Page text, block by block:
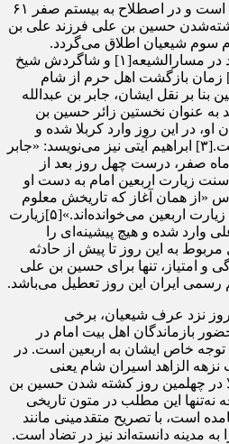
اربعین در لغت به معنی چهلم است و در اصطلاح به بیستم صفر ۶۱
حسین بن علی فرزند علی بن
سوم شیعیان اطلاق می‌گردد.
اربعین، مطابق نظر شیخ مفید در مسارالشیعه[۱] و شاگردش شیخ
در مصباح المتهجد،[۲] زمان بازگشت اهل حرم از شام
بر نقل ایشان، جابر بن عبدالله
عنوان نخستین زائر حسین بن
او، در این روز وارد کربلا شده و
زیارت اربعین را بجا آورده است.[۳] ابراهیم آیتی نیز می‌نویسد: «جابر
صفر، درست چهل روز بعد از
زیارت اربعین امام به دست او
بر این اساس «از همان آغاز که تاریخش معلوم
نیست، شیعیان به حرمت آن، زیارت اربعین می‌خوانده‌اند.»[۵]زیارت
وارد شده و هیچ پیشینه‌ای را
به این روز تا پیش از حادثه
و امتیاز، تنها برای حسین بن علی
روز نزد عرف شیعیان، برخی
بازماندگان اهل بیت امام در
توجه خاص ایشان به اربعین است. در
نزهه الزاهد اسیران شام یعنی
در چهلمین روز کشته شدن حسین بن
رسیدند.[۷] اگرچه نه‌تنها این مطلب در متون تاریخی
است، با تصریح متقدمینی مانند
مدینه دانسته‌اند نیز در تضاد است.